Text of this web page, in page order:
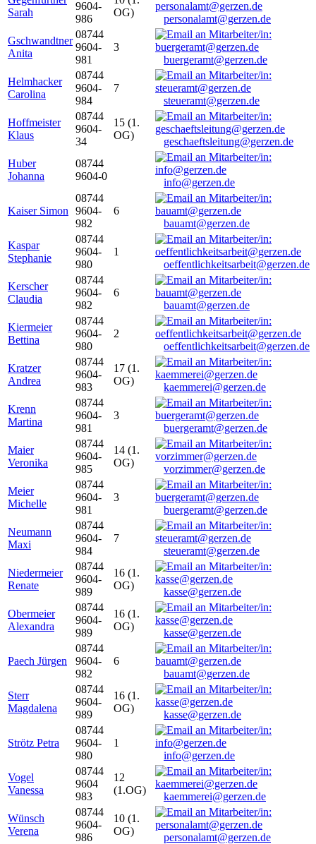
Sarah
9604-
986
OG)
personalamt@gerzen.de
Gschwandtner
Anita
08744
9604-
981
3
buergeramt@gerzen.de
Helmhacker
Carolina
08744
9604-
984
7
steueramt@gerzen.de
Hoffmeister
Klaus
08744
9604-
34
15 (1.
OG)
geschaeftsleitung@gerzen.de
Huber
Johanna
08744
9604-0
info@gerzen.de
Kaiser Simon
08744
9604-
982
6
bauamt@gerzen.de
Kaspar
Stephanie
08744
9604-
980
1
oeffentlichkeitsarbeit@gerzen.de
Kerscher
Claudia
08744
9604-
982
6
bauamt@gerzen.de
Kiermeier
Bettina
08744
9604-
980
2
oeffentlichkeitsarbeit@gerzen.de
Kratzer
Andrea
08744
9604-
983
17 (1.
OG)
kaemmerei@gerzen.de
Krenn
Martina
08744
9604-
981
3
buergeramt@gerzen.de
Maier
Veronika
08744
9604-
985
14 (1.
OG)
vorzimmer@gerzen.de
Meier
Michelle
08744
9604-
981
3
buergeramt@gerzen.de
Neumann
Maxi
08744
9604-
984
7
steueramt@gerzen.de
Niedermeier
Renate
08744
9604-
989
16 (1.
OG)
kasse@gerzen.de
Obermeier
Alexandra
08744
9604-
989
16 (1.
OG)
kasse@gerzen.de
Paech Jürgen
08744
9604-
982
6
bauamt@gerzen.de
Sterr
Magdalena
08744
9604-
989
16 (1.
OG)
kasse@gerzen.de
Strötz Petra
08744
9604-
980
1
info@gerzen.de
Vogel
Vanessa
08744
9604
983
12
(1.OG)
kaemmerei@gerzen.de
Wünsch
Verena
08744
9604-
986
10 (1.
OG)
personalamt@gerzen.de